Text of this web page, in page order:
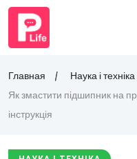
Главная
Наука і техніка
Як змастити підшипник на
інструкція